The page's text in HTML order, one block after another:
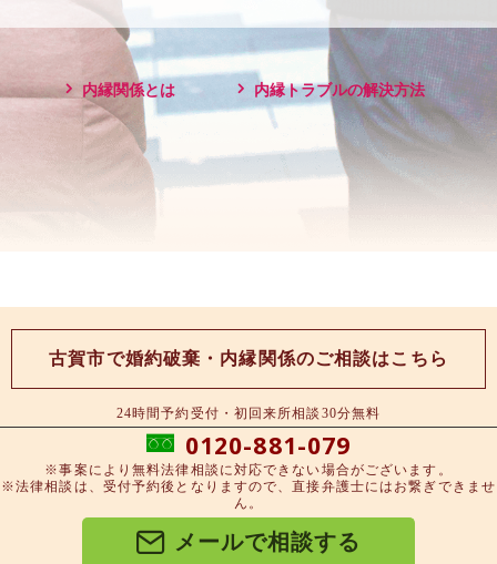
内縁関係とは 内縁トラブルの解決方法
古賀市で婚約破棄・内縁関係のご相談はこちら
24時間予約受付・初回来所相談30分無料
0120-881-079
※事案により無料法律相談に対応できない場合がございます。
※法律相談は、受付予約後となりますので、直接弁護士にはお繋ぎできませ
ん。
メールで相談する